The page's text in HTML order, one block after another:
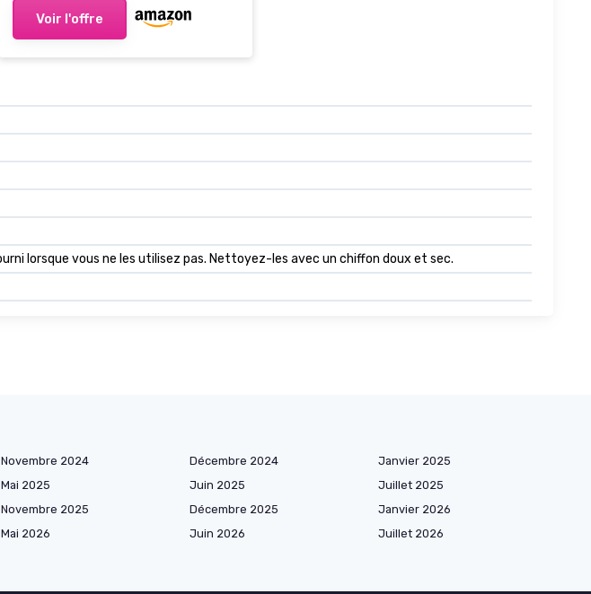
Voir l'offre
lorsque vous ne les utilisez pas. Nettoyez-les avec un chiffon doux et sec.
Novembre 2024 Décembre 2024
Janvier 2025
Mai 2025 Juin 2025
Juillet 2025
Novembre 2025 Décembre 2025
Janvier 2026
Mai 2026 Juin 2026
Juillet 2026